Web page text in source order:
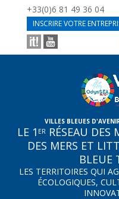
+33(0)6 81 49 36 04
INSCRIRE VOTRE
VILLES BLEUES
LE 1 ER RÉSEAU DES
DES MERS ET
BLEUE
LES TERRITOIRES QUI
ÉCOLOGIQUES,